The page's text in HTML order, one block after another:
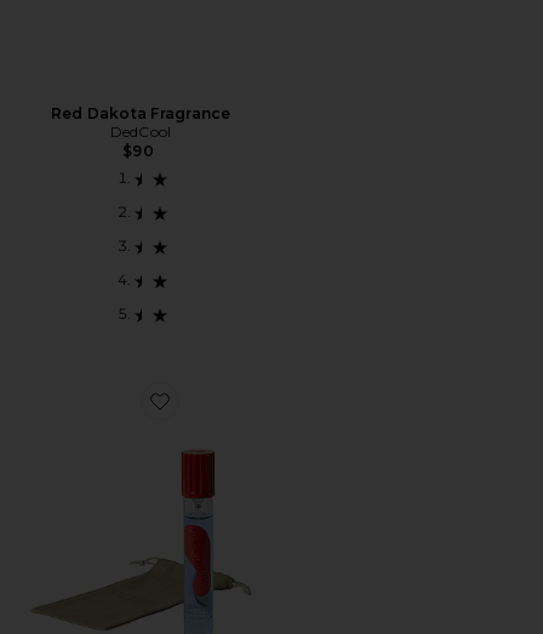
Red Dakota Fragrance
DedCool
$90
Favorite Solution No. 2 15ml